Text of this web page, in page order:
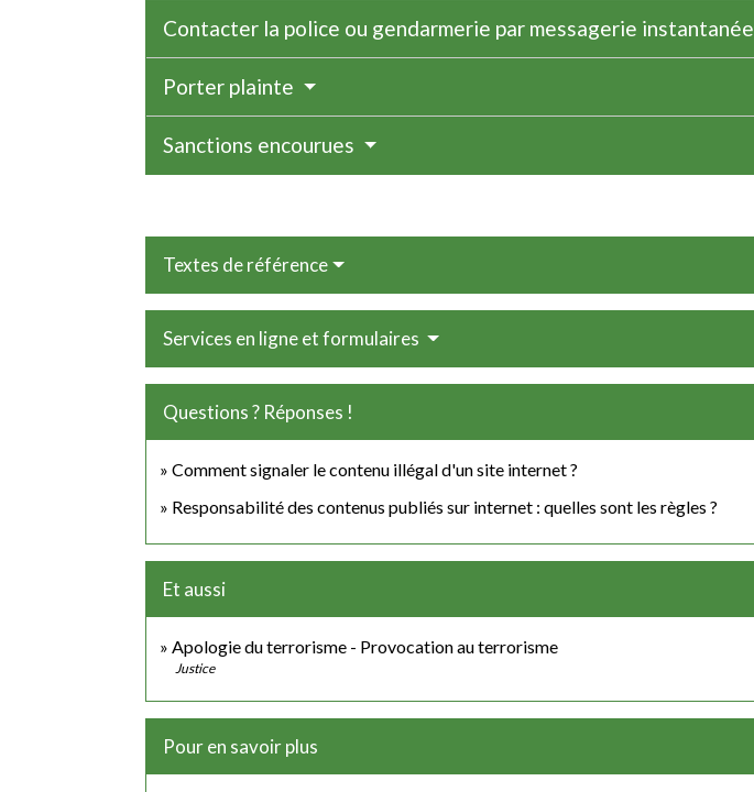
Contacter la police ou gendarmerie par messagerie instantanée
Porter plainte
Sanctions encourues
Textes de référence
Services en ligne et formulaires
Questions ? Réponses !
Comment signaler le contenu illégal d'un site internet ?
Responsabilité des contenus publiés sur internet : quelles sont les règles ?
Et aussi
Apologie du terrorisme - Provocation au terrorisme
Justice
Pour en savoir plus